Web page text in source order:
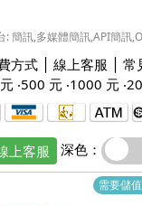
簡訊,多媒體簡訊,API簡訊
方式 線上客服
常
‧500 元 ‧1000 元 ‧
上客服 深色：
需要儲